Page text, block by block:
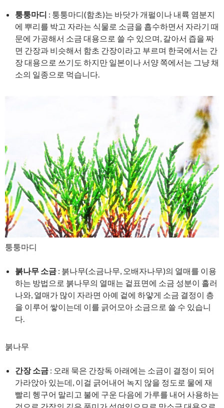
퉁퉁마디 : 퉁퉁마디(함초)는 바닷가 개펄이나 내륙 염분지
에 뿌리를 박고 자라는 식물로 소금을 흡수하면서 자라기 때
문에 가공해서 소금 대용으로 쓸 수 있으며, 갈아서 즙을 짜
면 간장과 비슷해서 함초 간장이라고 부르며 한국에서는 간
장 대용으로 쓰기도 하지만 일본이나 서양 쪽에서는 그냥 채
소의 일종으로 먹습니다.
퉁퉁마디
붉나무 소금 : 붉나무(소금나무, 오배자나무)의 열매를 이용
하는 방법으로 붉나무의 열매는 겉표면에 소금 성분이 흘러
나와, 열매가 많이 자라면 아예 겉에 하얗게 소금 결정이 층
을 이루어 쌓이는데 이를 긁어모아 소금으로 쓸 수 있습니
다.
붉나무
간장 소금 : 오래 묵은 간장독 아래에는 소금이 결정이 되어
가라앉아 있는데, 이걸 긁어내어 녹지 않을 정도로 물에 재
빨리 헹구어 말리고 불에 구운 다음에 가루를 내어 사용하는